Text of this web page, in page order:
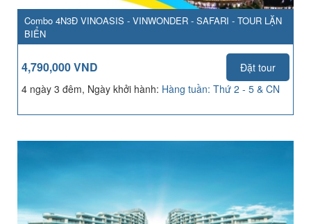
Combo 4N3Đ VINOASIS - VINWONDER - SAFARI - TOUR LẶN
BIỂN
4,790,000 VND
Đặt tour
4 ngày 3 đêm, Ngày khởi hành: Hàng tuần: Thứ 2 - 5 & CN